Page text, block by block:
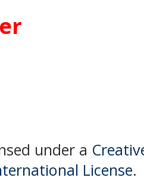
under a
License.